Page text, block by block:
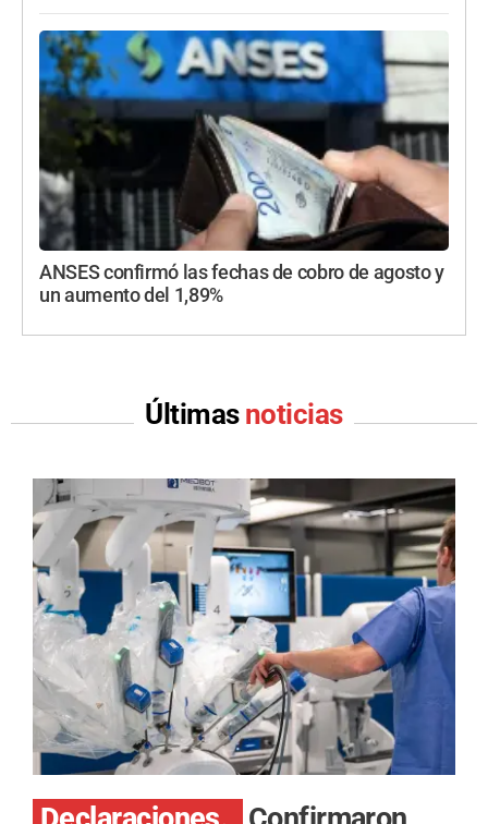
ANSES confirmó las fechas de cobro de agosto y
un aumento del 1,89%
Últimas noticias